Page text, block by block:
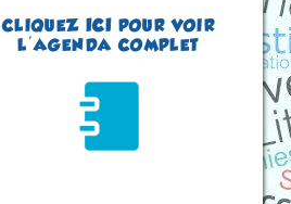
CLIQUEZ ICI POUR VOIR
L'AGENDA COMPLET